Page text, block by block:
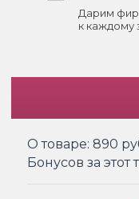
Дарим
к каждому
О товаре: 890
Бонусов за этот